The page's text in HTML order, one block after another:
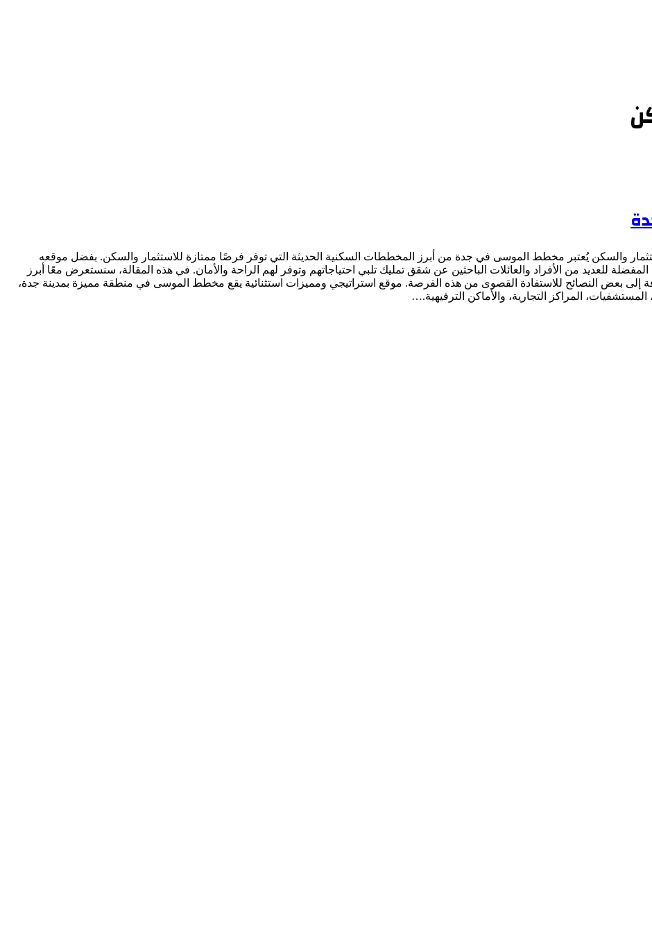
والسكن يُعتبر مخطط الموسى في جدة من أبرز المخططات السكنية الحديثة التي توفر فرصًا ممتازة للاستثمار والسكن. بفضل موقعه
المفضلة للعديد من الأفراد والعائلات الباحثين عن شقق تمليك تلبي احتياجاتهم وتوفر لهم الراحة والأمان. في هذه المقالة، سنستعرض معًا أبرز
بعض النصائح للاستفادة القصوى من هذه الفرصة. موقع استراتيجي ومميزات استثنائية يقع مخطط الموسى في منطقة مميزة بمدينة جدة،
المراكز التجارية، والأماكن الترفيهية.…